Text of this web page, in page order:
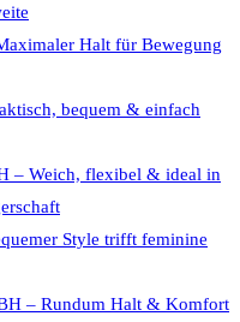
Halt für Bewegung
bequem & einfach
– Weich, flexibel & ideal in
Style trifft feminine
– Rundum Halt & Komfort